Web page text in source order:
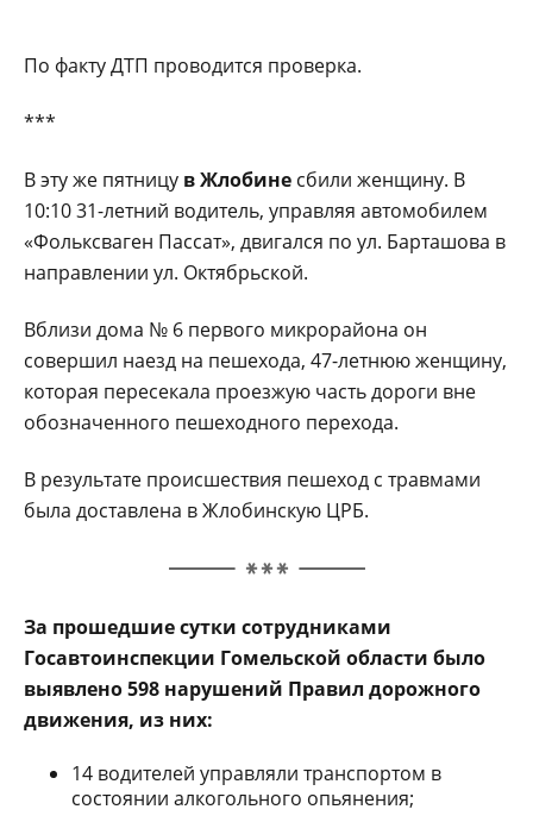
По факту ДТП проводится проверка.
***
В эту же пятницу в Жлобине сбили женщину. В
10:10 31-летний водитель, управляя автомобилем
«Фольксваген Пассат», двигался по ул. Барташова в
направлении ул. Октябрьской.
Вблизи дома № 6 первого микрорайона он
совершил наезд на пешехода, 47-летнюю женщину,
которая пересекала проезжую часть дороги вне
обозначенного пешеходного перехода.
В результате происшествия пешеход с травмами
была доставлена в Жлобинскую ЦРБ.
За прошедшие сутки сотрудниками
Госавтоинспекции Гомельской области было
выявлено 598 нарушений Правил дорожного
движения, из них:
14 водителей управляли транспортом в
состоянии алкогольного опьянения;